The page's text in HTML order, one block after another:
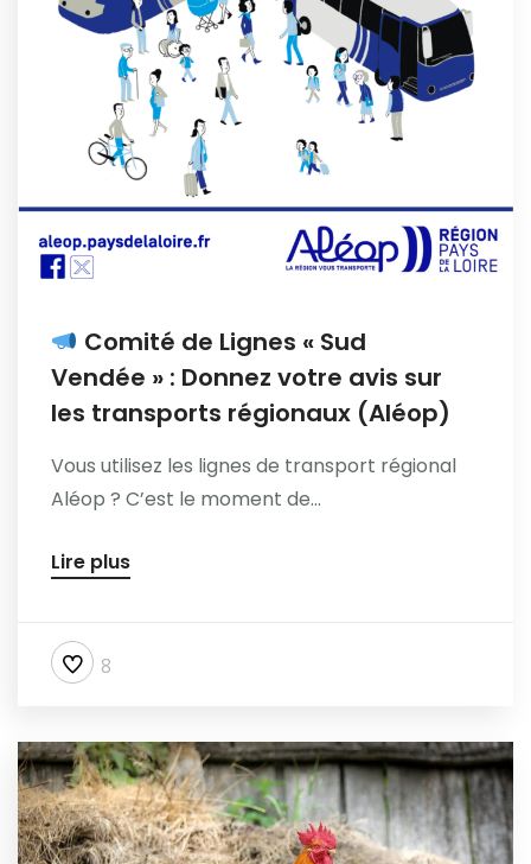
Comité de Lignes « Sud
Vendée » : Donnez votre avis sur
les transports régionaux (Aléop)
Vous utilisez les lignes de transport régional
Aléop ? C’est le moment de...
Lire plus
8